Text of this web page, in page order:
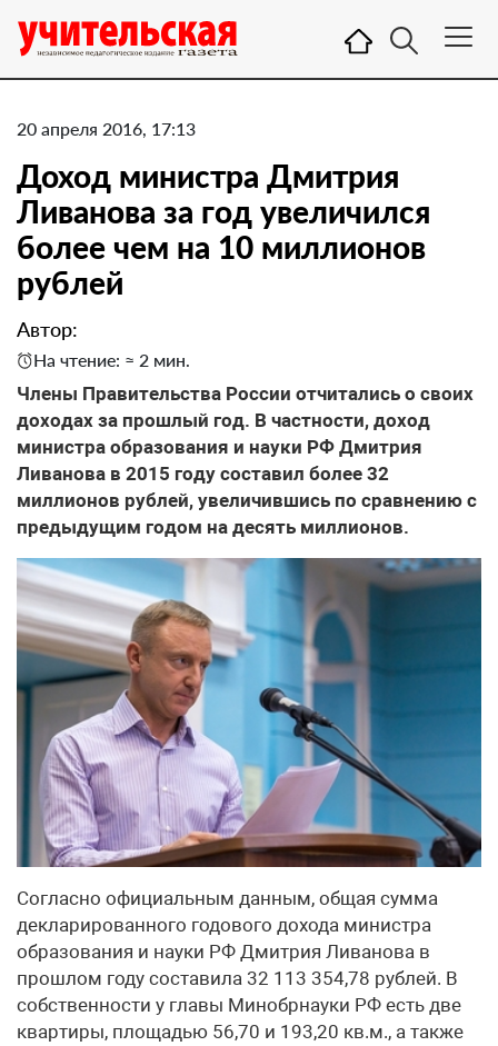
20 апреля 2016, 17:13
Доход министра Дмитрия
Ливанова за год увеличился
более чем на 10 миллионов
рублей
Автор:
На чтение: ≈ 2 мин.
Члены Правительства России отчитались о своих
доходах за прошлый год. В частности, доход
министра образования и науки РФ Дмитрия
Ливанова в 2015 году составил более 32
миллионов рублей, увеличившись по сравнению с
предыдущим годом на десять миллионов.
Согласно официальным данным, общая сумма
декларированного годового дохода министра
образования и науки РФ Дмитрия Ливанова в
прошлом году составила 32 113 354,78 рублей. В
собственности у главы Минобрнауки РФ есть две
квартиры, площадью 56,70 и 193,20 кв.м., а также